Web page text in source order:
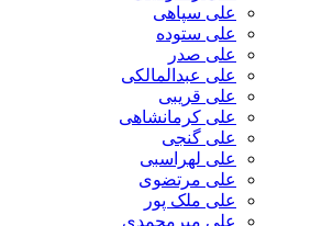
علی سپاهی
علی ستوده
علی صدر
علی عبدالمالکی
علی قریبی
علی کرمانشاهی
علی گنجی
علی لهراسبی
علی مرتضوی
علی ملک پور
علی میرمحمدی